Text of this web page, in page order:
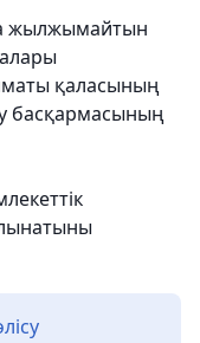
жылжымайтын
қаласының
басқармасының